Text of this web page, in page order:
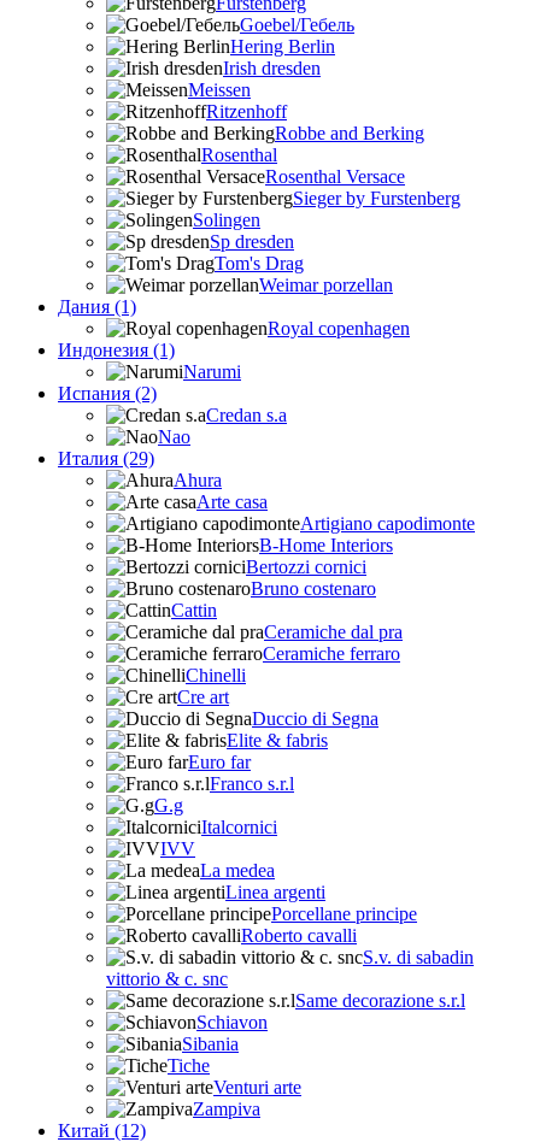
Goebel/Гебель
Hering Berlin
Irish dresden
Meissen
Ritzenhoff
Robbe and Berking
Rosenthal
Rosenthal Versace
Sieger by Furstenberg
Solingen
Sp dresden
Tom's Drag
Weimar porzellan
Дания (1)
Royal copenhagen
Индонезия (1)
Narumi
Испания (2)
Credan s.a
Nao
Италия (29)
Ahura
Arte casa
Artigiano capodimonte
B-Home Interiors
Bertozzi cornici
Bruno costenaro
Cattin
Ceramiche dal pra
Ceramiche ferraro
Chinelli
Cre art
Duccio di Segna
Elite & fabris
Euro far
Franco s.r.l
G.g
Italcornici
IVV
La medea
Linea argenti
Porcellane principe
Roberto cavalli
S.v. di sabadin
vittorio & c. snc
Same decorazione s.r.l
Schiavon
Sibania
Tiche
Venturi arte
Zampiva
Китай (12)